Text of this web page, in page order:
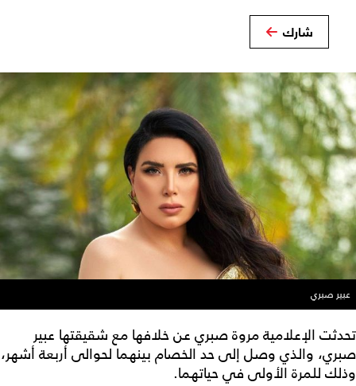
شارك
عبير صبري
تحدثت الإعلامية مروة صبري عن خلافها مع شقيقتها عبير
صبري، والذي وصل إلى حد الخصام بينهما لحوالى أربعة أشهر،
وذلك للمرة الأولى في حياتهما.